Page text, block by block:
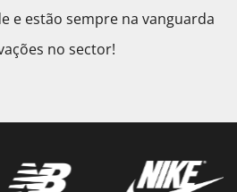
e estão sempre na vanguarda
no sector!